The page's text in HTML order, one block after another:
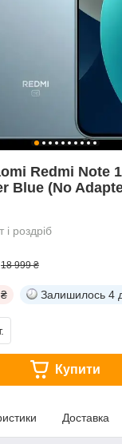
Redmi Note
Blue (No
і роздріб
18 999 ₴
Залишилось 4
Купити
Доставка